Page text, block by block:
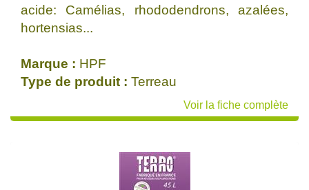
acide: Camélias, rhododendrons, azalées,
hortensias...
Marque : HPF
Type de produit : Terreau
Voir la fiche complète